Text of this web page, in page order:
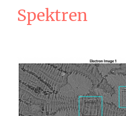
Spektren